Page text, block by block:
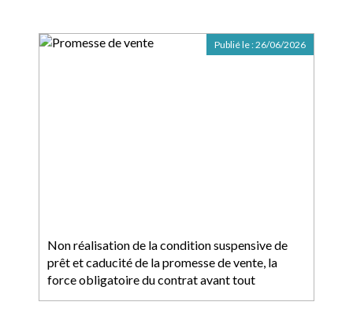
Non réalisation de la condition suspensive de
prêt et caducité de la promesse de vente, la
force obligatoire du contrat avant tout
Publié le :26/06/2026